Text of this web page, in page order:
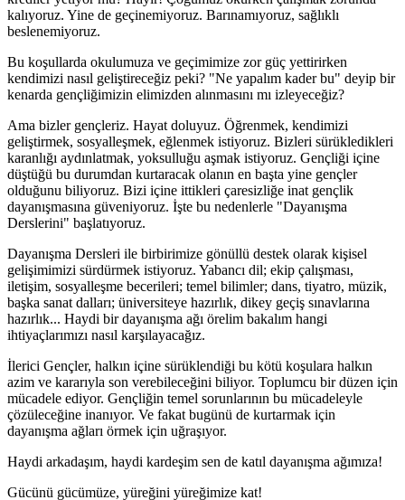
kalıyoruz. Yine de geçinemiyoruz. Barınamıyoruz, sağlıklı
beslenemiyoruz.
Bu koşullarda okulumuza ve geçimimize zor güç yettirirken
kendimizi nasıl geliştireceğiz peki? "Ne yapalım kader bu" deyip bir
kenarda gençliğimizin elimizden alınmasını mı izleyeceğiz?
Ama bizler gençleriz. Hayat doluyuz. Öğrenmek, kendimizi
geliştirmek, sosyalleşmek, eğlenmek istiyoruz. Bizleri sürükledikleri
karanlığı aydınlatmak, yoksulluğu aşmak istiyoruz. Gençliği içine
düştüğü bu durumdan kurtaracak olanın en başta yine gençler
olduğunu biliyoruz. Bizi içine ittikleri çaresizliğe inat gençlik
dayanışmasına güveniyoruz. İşte bu nedenlerle "Dayanışma
Derslerini" başlatıyoruz.
Dayanışma Dersleri ile birbirimize gönüllü destek olarak kişisel
gelişimimizi sürdürmek istiyoruz. Yabancı dil; ekip çalışması,
iletişim, sosyalleşme becerileri; temel bilimler; dans, tiyatro, müzik,
başka sanat dalları; üniversiteye hazırlık, dikey geçiş sınavlarına
hazırlık... Haydi bir dayanışma ağı örelim bakalım hangi
ihtiyaçlarımızı nasıl karşılayacağız.
İlerici Gençler, halkın içine sürüklendiği bu kötü koşulara halkın
azim ve kararıyla son verebileceğini biliyor. Toplumcu bir düzen için
mücadele ediyor. Gençliğin temel sorunlarının bu mücadeleyle
çözüleceğine inanıyor. Ve fakat bugünü de kurtarmak için
dayanışma ağları örmek için uğraşıyor.
Haydi arkadaşım, haydi kardeşim sen de katıl dayanışma ağımıza!
Gücünü gücümüze, yüreğini yüreğimize kat!